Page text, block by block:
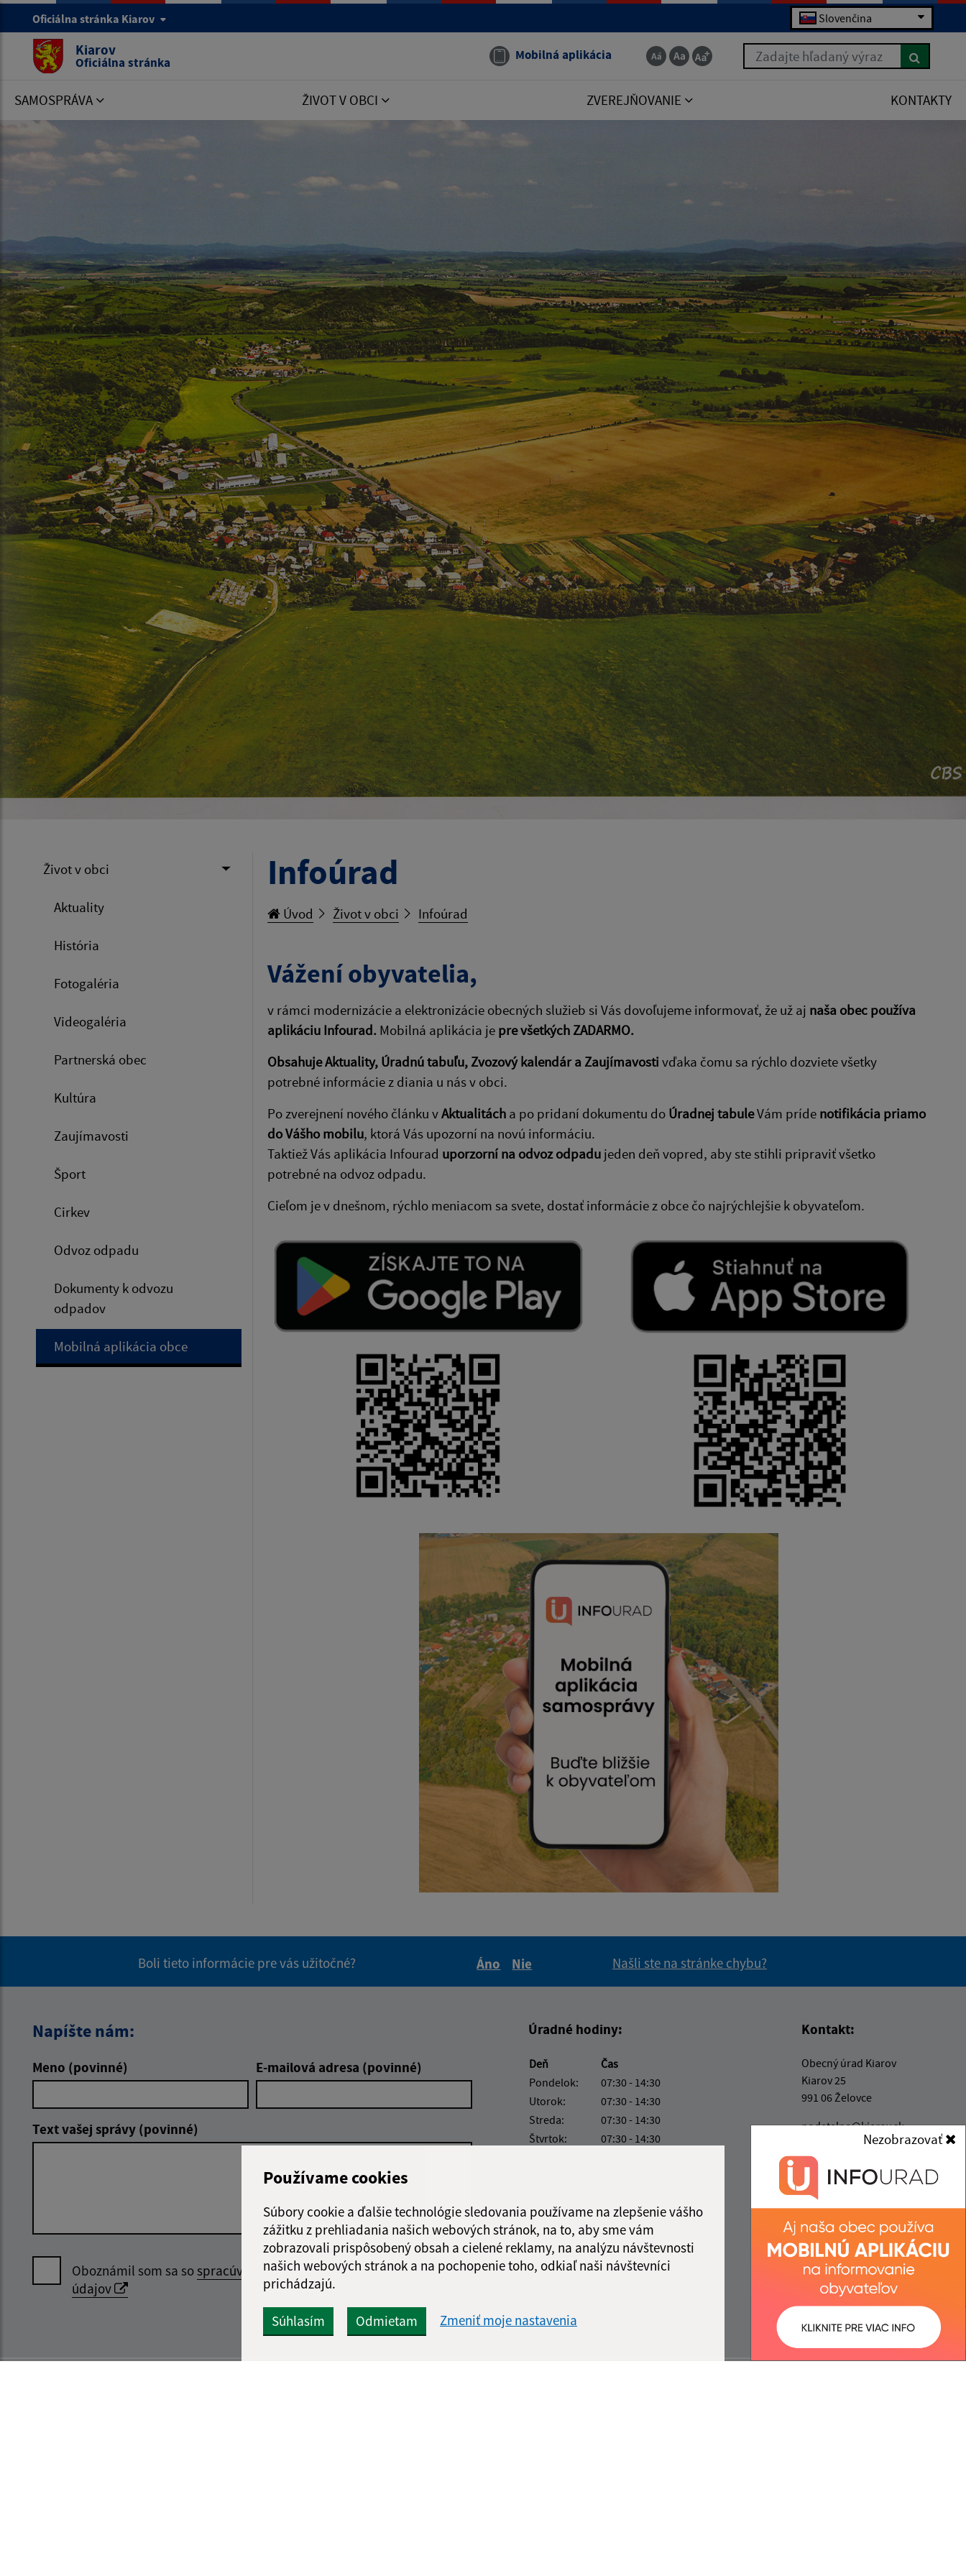
Používame cookies
Súbory cookie a ďalšie technológie sledovania používame na zlepšenie vášho
zážitku z prehliadania našich webových stránok, na to, aby sme vám
zobrazovali prispôsobený obsah a cielené reklamy, na analýzu návštevnosti
našich webových stránok a na pochopenie toho, odkiaľ naši návštevníci
prichádzajú.
Súhlasím Odmietam Zmeniť moje nastavenia
Nezobrazovať
Oficiálna stránka Kiarov Slovenčina
Kiarov
Oficiálna stránka Mobilná aplikácia Zadajte hľadaný výraz
SAMOSPRÁVA ŽIVOT V OBCI ZVEREJŇOVANIE KONTAKTY
Život v obci
Aktuality
História
Fotogaléria
Videogaléria
Partnerská obec
Kultúra
Zaujímavosti
Šport
Cirkev
Odvoz odpadu
Dokumenty k odvozu
odpadov
Mobilná aplikácia obce
Infoúrad
Úvod Život v obci Infoúrad
Vážení obyvatelia,
v rámci modernizácie a elektronizácie obecných služieb si Vás dovoľujeme informovať, že už aj naša obec používa
aplikáciu Infourad. Mobilná aplikácia je pre všetkých ZADARMO.
Obsahuje Aktuality, Úradnú tabuľu, Zvozový kalendár a Zaujímavosti vďaka čomu sa rýchlo dozviete všetky
potrebné informácie z diania u nás v obci.
Po zverejnení nového článku vAktualitách a po pridaní dokumentu do Úradnej tabuleVám príde notifikácia priamo
do Vášho mobilu, ktorá Vás upozorní na novú informáciu.
Taktiež Vás aplikácia Infourad uporzorní na odvoz odpadu jeden deň vopred, aby ste stihli pripraviť všetko
potrebné na odvoz odpadu.
Cieľom je v dnešnom, rýchlo meniacom sa svete, dostať informácie z obce čo najrýchlejšie k obyvateľom.
Boli tieto informácie pre vás užitočné?
Áno
Nie
Našli ste na stránke chybu?
Napíšte nám:
Meno (povinné) E-mailová adresa (povinné)
Text vašej správy (povinné)
Oboznámil som sa sospracúvaním osobných
údajov
Google reCaptcha Response
Odoslať
Úradné hodiny:
Deň
Čas
Pondelok:
07:30 - 14:30
Utorok:
07:30 - 14:30
Streda:
07:30 - 14:30
Štvrtok:
07:30 - 14:30
Kontakt:
Obecný úrad Kiarov
Kiarov 25
991 06 Želovce
podatelna@kiarov.sk
+421 47 48 811 80
IČO: 00319376